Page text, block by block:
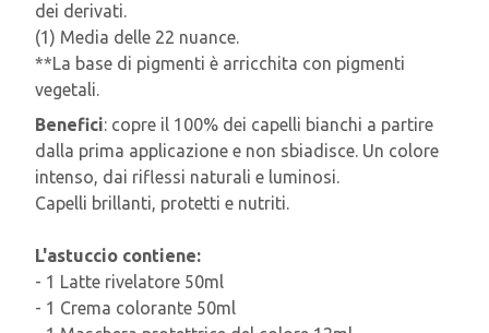
dei derivati.
(1) Media delle 22 nuance.
**La base di pigmenti è arricchita con pigmenti
vegetali.
Benefici: copre il 100% dei capelli bianchi a partire
dalla prima applicazione e non sbiadisce. Un colore
intenso, dai riflessi naturali e luminosi.
Capelli brillanti, protetti e nutriti.
L'astuccio contiene:
- 1 Latte rivelatore 50ml
- 1 Crema colorante 50ml